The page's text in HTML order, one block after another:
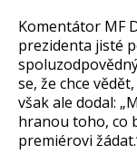
Komentátor MF
prezidenta jisté
se, že chce
však ale dodal:
hranou toho, co
premiérovi